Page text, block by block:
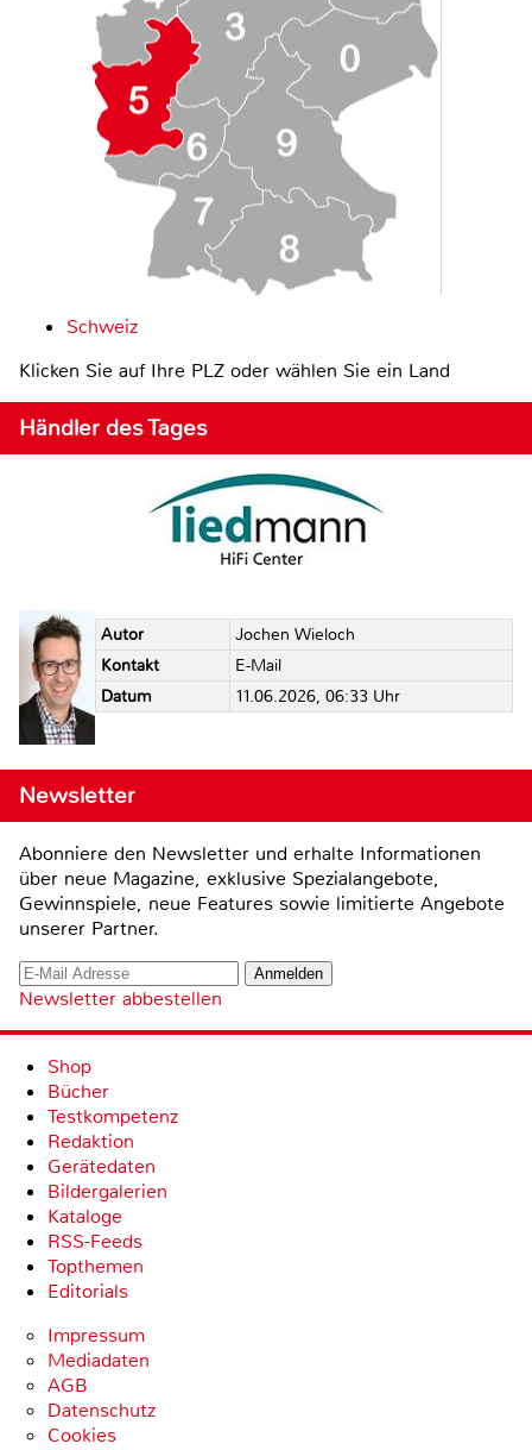
Schweiz
Klicken Sie auf Ihre PLZ oder wählen Sie ein Land
Händler des Tages
Autor
Jochen Wieloch
Kontakt
E-Mail
Datum
11.06.2026, 06:33 Uhr
Newsletter
Abonniere den Newsletter und erhalte Informationen
über neue Magazine, exklusive Spezialangebote,
Gewinnspiele, neue Features sowie limitierte Angebote
unserer Partner.
Newsletter abbestellen
Shop
Bücher
Testkompetenz
Redaktion
Gerätedaten
Bildergalerien
Kataloge
RSS-Feeds
Topthemen
Editorials
Impressum
Mediadaten
AGB
Datenschutz
Cookies